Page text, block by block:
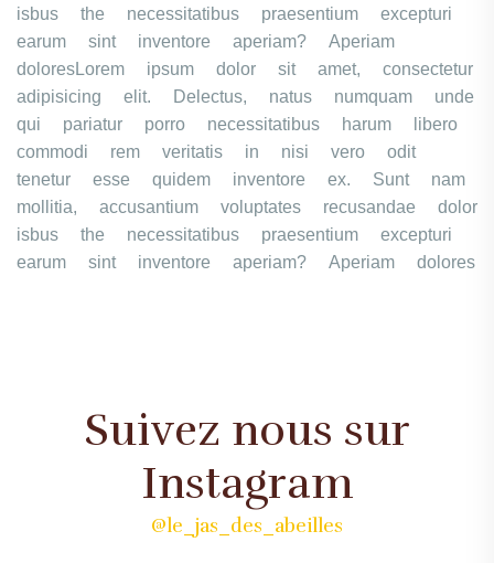
isbus the necessitatibus praesentium excepturi
earum sint inventore aperiam? Aperiam
doloresLorem ipsum dolor sit amet, consectetur
adipisicing elit. Delectus, natus numquam unde
qui pariatur porro necessitatibus harum libero
commodi rem veritatis in nisi vero odit
tenetur esse quidem inventore ex. Sunt nam
mollitia, accusantium voluptates recusandae dolor
isbus the necessitatibus praesentium excepturi
earum sint inventore aperiam? Aperiam dolores
Suivez nous sur
Instagram
@le_jas_des_abeilles